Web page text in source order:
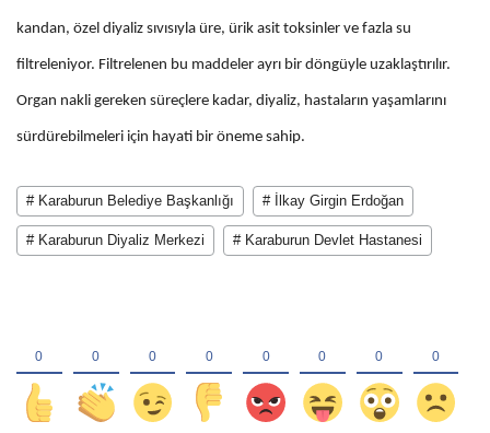
kandan, özel diyaliz sıvısıyla üre, ürik asit toksinler ve fazla su
filtreleniyor. Filtrelenen bu maddeler ayrı bir döngüyle uzaklaştırılır.
Organ nakli gereken süreçlere kadar, diyaliz, hastaların yaşamlarını
sürdürebilmeleri için hayati bir öneme sahip.
# Karaburun Belediye Başkanlığı # İlkay Girgin Erdoğan
# Karaburun Diyaliz Merkezi # Karaburun Devlet Hastanesi